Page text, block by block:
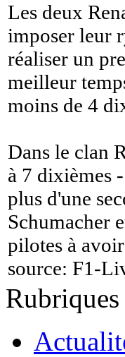
Les deux
imposer leur
réaliser un
meilleur
moins de 4
Dans le clan
à 7 dixièmes
plus d'une
Schumacher
pilotes à
source: F1-
Rubriques